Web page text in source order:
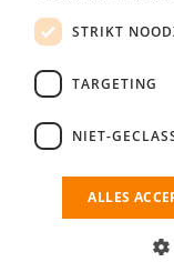
login gegevens
login
Bedrijf
nieuwe collega/
STRIKT
TARGETING
NIET-
ALLES